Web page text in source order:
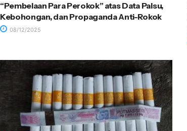
“Pembelaan Para Perokok” atas Data Palsu,
Kebohongan, dan Propaganda Anti-Rokok
08/12/2025